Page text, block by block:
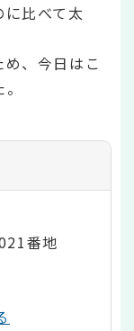
比べて太
、今日はこ
番地